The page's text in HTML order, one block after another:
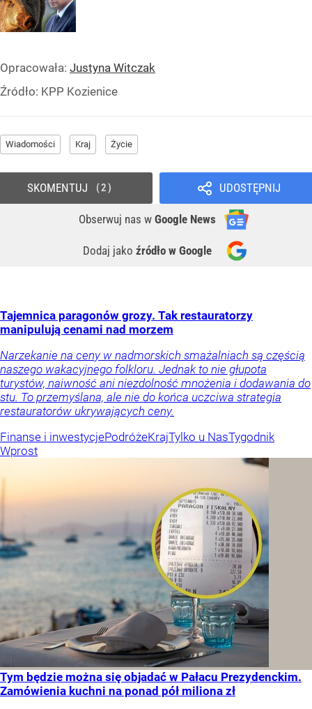
Opracowała: Justyna Witczak
Źródło: KPP Kozienice
Wiadomości Kraj Życie
UDOSTĘPNIJ
Obserwuj nas w Google News
Dodaj jako źródło w Google
SKOMENTUJ 2
Tajemnica paragonów grozy. Tak restauratorzy
manipulują cenami nad morzem
Narzekanie na ceny w nadmorskich smażalniach są częścią
naszego wakacyjnego folkloru. Jednak to nie głupota
turystów, naiwność ani niezdolność mnożenia i dodawania do
stu. To przemyślana, ale nie do końca uczciwa strategia
restauratorów ukrywających ceny.
Finanse i inwestycjePodróżeKrajTylko u NasTygodnik
Wprost
Tym będzie można się objadać w Pałacu Prezydenckim.
Zamówienia kuchni na ponad pół miliona zł